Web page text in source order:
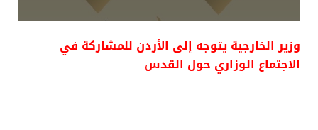
وزير الخارجية يتوجه إلى الأردن للمشاركة في
الاجتماع الوزاري حول القدس